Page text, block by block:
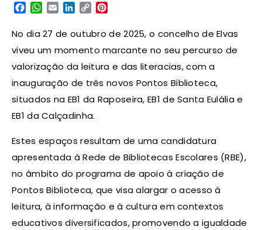
Facebook
WhatsApp
EmailLinkedIn
Copy
No dia 27 de outubro de 2025, o concelho de Elvas
viveu um momento marcante no seu percurso de
valorização da leitura e das literacias, com a
inauguração de três novos Pontos Biblioteca,
situados na EB1 da Raposeira, EB1 de Santa Eulália e
EB1 da Calçadinha.
Estes espaços resultam de uma candidatura
apresentada à Rede de Bibliotecas Escolares (RBE),
no âmbito do programa de apoio à criação de
Pontos Biblioteca, que visa alargar o acesso à
leitura, à informação e à cultura em contextos
educativos diversificados, promovendo a igualdade